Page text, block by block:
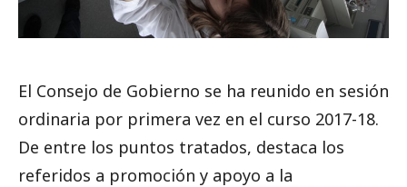
El Consejo de Gobierno se ha reunido en sesión
ordinaria por primera vez en el curso 2017-18.
De entre los puntos tratados, destaca los
referidos a promoción y apoyo a la